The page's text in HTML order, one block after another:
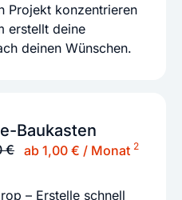
Projekt konzentrieren
erstellt deine
deinen Wünschen.
Baukasten
€ ab 1,00 € / Monat 2
– Erstelle schnell